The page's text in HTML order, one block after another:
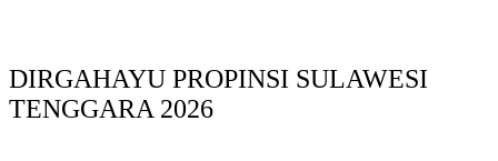
DIRGAHAYU PROPINSI SULAWESI
TENGGARA 2026